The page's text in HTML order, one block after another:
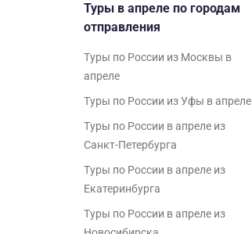
Туры в апреле по городам
отправления
Туры по России из Москвы в
апреле
Туры по России из Уфы в апреле
Туры по России в апреле из
Санкт-Петербурга
Туры по России в апреле из
Екатеринбурга
Туры по России в апреле из